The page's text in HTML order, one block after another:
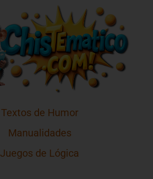
Textos de Humor
Manualidades
Juegos de Lógica